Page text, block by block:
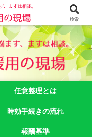
所にご相談下さい。 東京都
４階 TEL:03-3356-3750
任意整理とは
時効手続きの流れ
報酬基準
検索